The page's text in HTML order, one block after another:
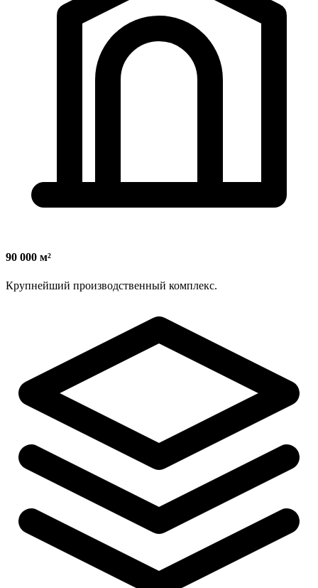
90 000 м²
Крупнейший производственный комплекс.